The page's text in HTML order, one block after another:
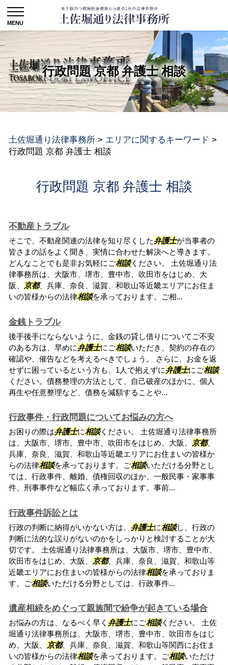
行政問題 京都 弁護士 相談
土佐堀通り法律事務所 > エリアに関するキーワード >
行政問題 京都 弁護士 相談
行政問題 京都 弁護士 相談
不動産トラブル
そこで、不動産関連の法律を知り尽くした弁護士が当事者の
皆さまの話をよく聞き、実情に合わせた解決へと導きます。
どんなことでも是非お気軽にご相談ください。 土佐堀通り法
律事務所は、大阪市、堺市、豊中市、吹田市をはじめ、大
阪、
京都、兵庫、奈良、滋賀、和歌山等近畿エリアにお住ま
いの皆様からの法律相談を承っております。ご相...
金銭トラブル
後手後手にならないように、金銭の貸し借りについてご不安
のある方は、早めに弁護士にご相談いただき、契約の存在の
確認や、催告などを考えるべきでしょう。 さらに、お金を返
せずに困っているという方も、1人で抱えずに弁護士にご相談
ください。債務整理の方法として、自己破産のほかに、個人
再生や任意整理など、債務を減額することや...
行政事件・行政問題についてお悩みの方へ
お困りの際は弁護士に相談ください。 土佐堀通り法律事務所
は、大阪市、堺市、豊中市、吹田市をはじめ、大阪、
京都、
兵庫、奈良、滋賀、和歌山等近畿エリアにお住まいの皆様か
らの法律相談を承っております。ご相談いただける分野とし
ては、行政事件、離婚、債権回収のほか、一般民事・家事事
件、刑事事件など幅広く承っております。事前...
行政事件訴訟とは
行政の判断に納得がいかない方は、 弁護士に相談し、行政の
判断に法的な誤りがないのかをしっかりと検討することが大
切です。 土佐堀通り法律事務所は、大阪市、堺市、豊中市、
吹田市をはじめ、大阪、
京都、兵庫、奈良、滋賀、和歌山等
近畿エリアにお住まいの皆様からの法律相談を承っておりま
す。ご相談いただける分野としては、行政事件...
遺産相続をめぐって親族間で紛争が起きている場合
お悩みの方は、なるべく早く 弁護士にご相談ください。 土佐
堀通り法律事務所は、大阪市、堺市、豊中市、吹田市をはじ
め、大阪、
京都、兵庫、奈良、滋賀、和歌山等関西にお住ま
いの皆様からの法律相談を承っております。ご相談いただけ